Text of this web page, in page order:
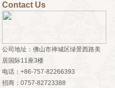
Contact Us
公司地址：佛山市禅城区绿景西路美
居国际11座3楼
电话：+86-757-82266393
招商：0757-82723388